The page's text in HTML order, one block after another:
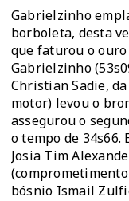
Gabrielzinho
borboleta, desta
que faturou o ouro
Gabrielzinho
Christian Sadie,
motor) levou o
assegurou o
o tempo de 34s66.
Josia Tim
bósnio Ismail